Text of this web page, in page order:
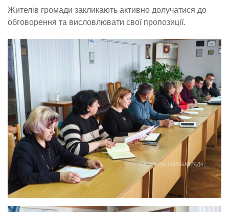
Жителів громади закликають активно долучатися до
обговорення та висловлювати свої пропозиції.